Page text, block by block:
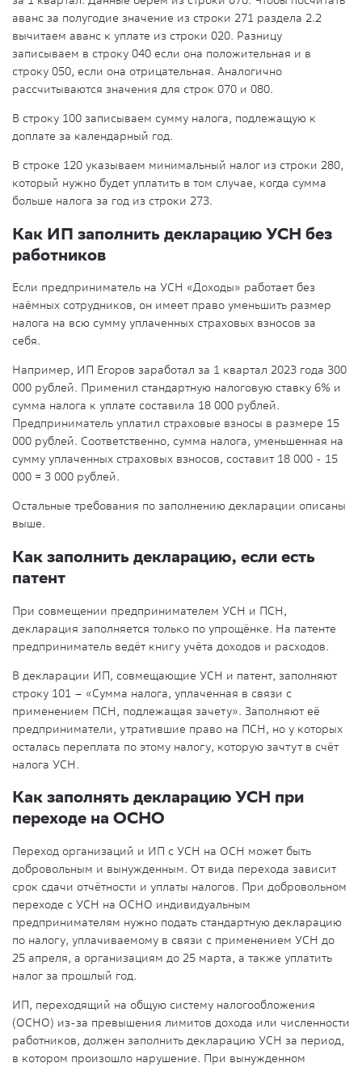
аванс за полугодие значение из строки 271 раздела 2.2
вычитаем аванс к уплате из строки 020. Разницу
записываем в строку 040 если она положительная и в
строку 050, если она отрицательная. Аналогично
рассчитываются значения для строк 070 и 080.
В строку 100 записываем сумму налога, подлежащую к
доплате за календарный год.
В строке 120 указываем минимальный налог из строки 280,
который нужно будет уплатить в том случае, когда сумма
больше налога за год из строки 273.
Как ИП заполнить декларацию УСН без
работников
Если предприниматель на УСН «Доходы» работает без
наëмных сотрудников, он имеет право уменьшить размер
налога на всю сумму уплаченных страховых взносов за
себя.
Например, ИП Егоров заработал за 1 квартал 2023 года 300
000 рублей. Применил стандартную налоговую ставку 6% и
сумма налога к уплате составила 18 000 рублей.
Предприниматель уплатил страховые взносы в размере 15
000 рублей. Соответственно, сумма налога, уменьшенная на
сумму уплаченных страховых взносов, составит 18 000 - 15
000 = 3 000 рублей.
Остальные требования по заполнению декларации описаны
выше.
Как заполнить декларацию, если есть
патент
При совмещении предпринимателем УСН и ПСН,
декларация заполняется только по упрощëнке. На патенте
предприниматель ведёт книгу учёта доходов и расходов.
В декларации ИП, совмещающие УСН и патент, заполняют
строку 101 – «Сумма налога, уплаченная в связи с
применением ПСН, подлежащая зачету». Заполняют её
предприниматели, утратившие право на ПСН, но у которых
осталась переплата по этому налогу, которую зачтут в счëт
налога УСН.
Как заполнять декларацию УСН при
переходе на ОСНО
Переход организаций и ИП с УСН на ОСН может быть
добровольным и вынужденным. От вида перехода зависит
срок сдачи отчётности и уплаты налогов. При добровольном
переходе с УСН на ОСНО индивидуальным
предпринимателям нужно подать стандартную декларацию
по налогу, уплачиваемому в связи с применением УСН до
25 апреля, а организациям до 25 марта, а также уплатить
налог за прошлый год.
ИП, переходящий на общую систему налогообложения
(ОСНО) из-за превышения лимитов дохода или численности
работников, должен заполнить декларацию УСН за период,
в котором произошло нарушение. При вынужденном